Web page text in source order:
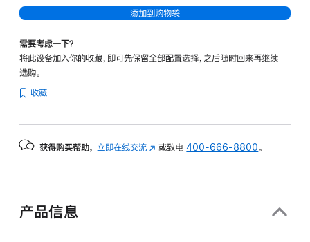
添加到购物袋
需要考虑一下？
将此设备加入你的收藏，即可先保留全部配置选择，之后随时回来再继续
选购。
收藏
获得购买帮助， 立即在线交流 (在 或致电400-666-8800。
产品信息